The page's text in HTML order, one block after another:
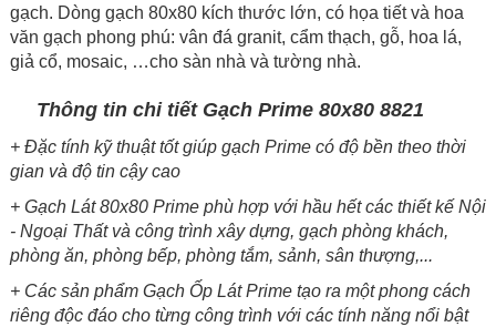
gạch. Dòng gạch 80x80 kích thước lớn, có họa tiết và hoa
văn gạch phong phú: vân đá granit, cẩm thạch, gỗ, hoa lá,
giả cổ, mosaic, …cho sàn nhà và tường nhà.
Thông tin chi tiết Gạch Prime 80x80 8821
+ Đặc tính kỹ thuật tốt giúp gạch Prime có độ bền theo thời
gian và độ tin cậy cao
+ Gạch Lát 80x80 Prime phù hợp với hầu hết các thiết kế Nội
- Ngoại Thất và công trình xây dựng, gạch phòng khách,
phòng ăn, phòng bếp, phòng tắm, sảnh, sân thượng,...
+ Các sản phẩm Gạch Ốp Lát Prime tạo ra một phong cách
riêng độc đáo cho từng công trình với các tính năng nổi bật